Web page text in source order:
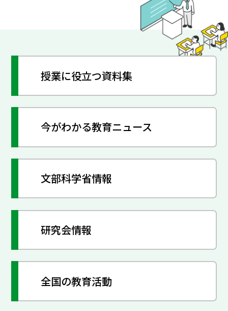
授業に役立つ資料集
今がわかる教育ニュース
文部科学省情報
研究会情報
全国の教育活動